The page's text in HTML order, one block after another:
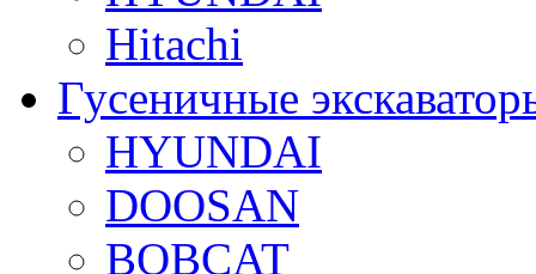
Hitachi
Гусеничные
HYUNDAI
DOOSAN
BOBCAT